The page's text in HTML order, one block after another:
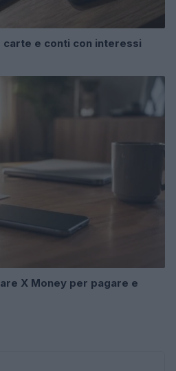
e conti con interessi
X Money per pagare e